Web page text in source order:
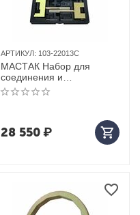
АРТИКУЛ: 103-22013C
МАСТАК Набор для
соединения и
разъединения звеньев
цепи ГРМ MB, кейс, 13
28 550₽